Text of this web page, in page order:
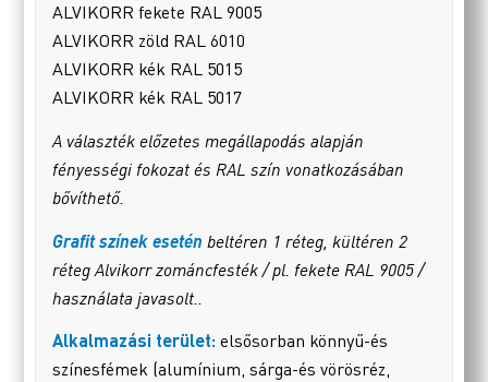
ALVIKORR fekete RAL 9005
ALVIKORR zöld RAL 6010
ALVIKORR kék RAL 5015
ALVIKORR kék RAL 5017
A választék előzetes megállapodás alapján
fényességi fokozat és RAL szín vonatkozásában
bővíthető.
Grafit színek esetén beltéren 1 réteg, kültéren 2
réteg Alvikorr zománcfesték / pl. fekete RAL 9005 /
használata javasolt..
Alkalmazási terület: elsősorban könnyű-és
színesfémek (alumínium, sárga-és vörösréz,